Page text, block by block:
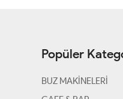
Popüler
BUZ MAKİNELERİ